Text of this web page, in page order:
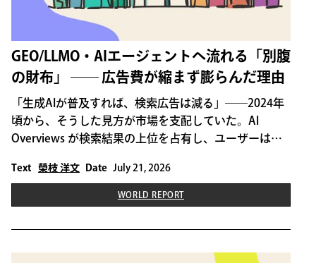
GEO/LLMO・AIエージェントへ流れる「別腹
の財布」 ―― 広告費が縮まず膨らんだ理由
「生成AIが普及すれば、検索広告は減る」――2024年
頃から、そうした見方が市場を支配していた。AI
Overviews が検索結果の上位を占有し、ユーザーは企
ゆる「ゼロクリック検索」が進み、広告露出の課金は
痩せていく。そのはずだった。
Text 榮枝 洋文 Date July 21, 2026
WORLD REPORT
THIS IS SOME TEXT INSIDE OF A DIV BLOCK.